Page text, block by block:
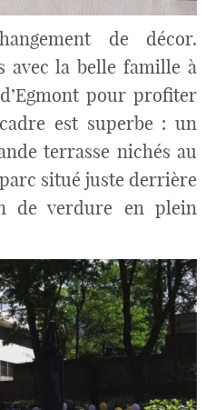
de décor.
avec la belle famille à
pour profiter
est superbe : un
terrasse nichés au
situé juste derrière
de verdure en plein